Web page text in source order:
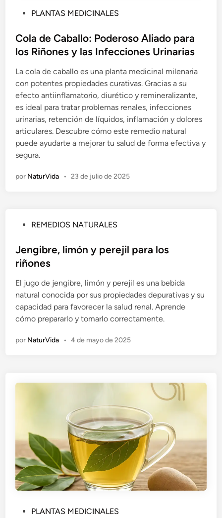
b
l
c
a
d
o
e
n
PLANTAS MEDICINALES
Cola de Caballo: Poderoso Aliado para
los Riñones y las Infecciones Urinarias
La cola de caballo es una planta medicinal milenaria
con potentes propiedades curativas. Gracias a su
efecto antiinflamatorio, diurético y remineralizante,
es ideal para tratar problemas renales, infecciones
urinarias, retención de líquidos, inflamación y dolores
articulares. Descubre cómo este remedio natural
puede ayudarte a mejorar tu salud de forma efectiva y
segura.
por NaturVida • 23 de julio de 2025
b
l
c
a
d
o
n
REMEDIOS NATURALES
Jengibre, limón y perejil para los
riñones
El jugo de jengibre, limón y perejil es una bebida
natural conocida por sus propiedades depurativas y su
capacidad para favorecer la salud renal. Aprende
cómo prepararlo y tomarlo correctamente.
por NaturVida • 4 de mayo de 2025
PLANTAS MEDICINALES